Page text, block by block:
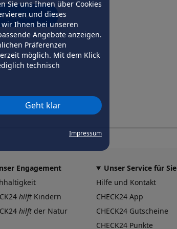
Sie uns Ihnen über Cookies
und dieses
Ihnen bei unseren
Angebote anzeigen.
Präferenzen
möglich. Mit dem Klick
technisch
Geht klar
Impressum
Engagement
hilft Kindern
hilft der Natur
Unser Service für Sie
Hilfe und Kontakt
CHECK24 App
CHECK24 Gutscheine
CHECK24 Punkte